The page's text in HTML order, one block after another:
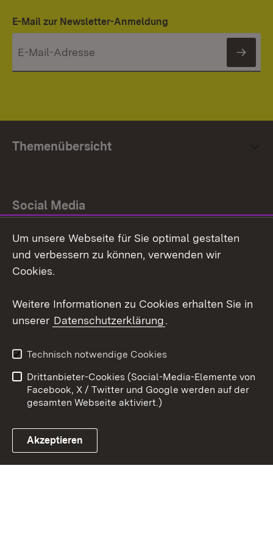
E-Mail zur Newsletter-Anmeldung
Themenübersicht
Social Media
Facebook
Link zum Landesportal
Barrierefreiheit
Kontakt
Cookies
Um unsere Webseite für Sie optimal gestalten
und verbessern zu können, verwenden wir
Cookies.
Weitere Informationen zu Cookies erhalten Sie in
unserer Datenschutzerklärung.
Technisch notwendige Cookies
Drittanbieter-Cookies (Social-Media-Elemente von
Facebook, X / Twitter und Google werden auf der
gesamten Webseite aktiviert.)
Akzeptieren